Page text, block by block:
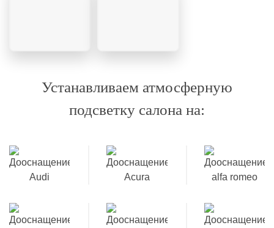
Устанавливаем атмосферную
подсветку салона на: